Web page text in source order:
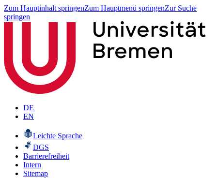
Zum Hauptinhalt springenZum Hauptmenü springenZur Suche
springen
DE
EN
Leichte Sprache
DGS
Barrierefreiheit
Intern
Sitemap